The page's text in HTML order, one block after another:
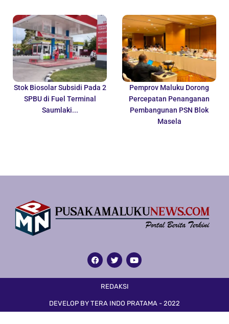
Stok Biosolar Subsidi Pada 2
SPBU di Fuel Terminal
Saumlaki...
Pemprov Maluku Dorong
Percepatan Penanganan
Pembangunan PSN Blok
Masela
REDAKSI
DEVELOP BY TERA INDO PRATAMA - 2022